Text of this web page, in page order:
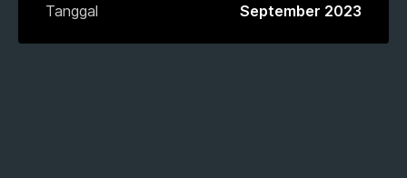
Tanggal September 2023